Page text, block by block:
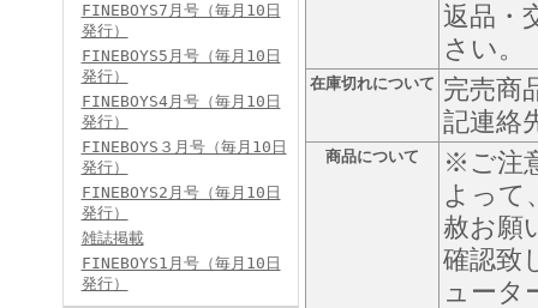
FINEBOYS7月号（毎月10日
発行）
FINEBOYS5月号（毎月10日
発行）
FINEBOYS4月号（毎月10日
発行）
FINEBOYS３月号（毎月10日
発行）
FINEBOYS2月号（毎月10日
発行）
雑誌掲載
FINEBOYS1月号（毎月10日
発行）
返品・
さい。
在庫切れについて 完売商
記連絡
商品について
※ご注
よって
赦お願
確認致
ュータ